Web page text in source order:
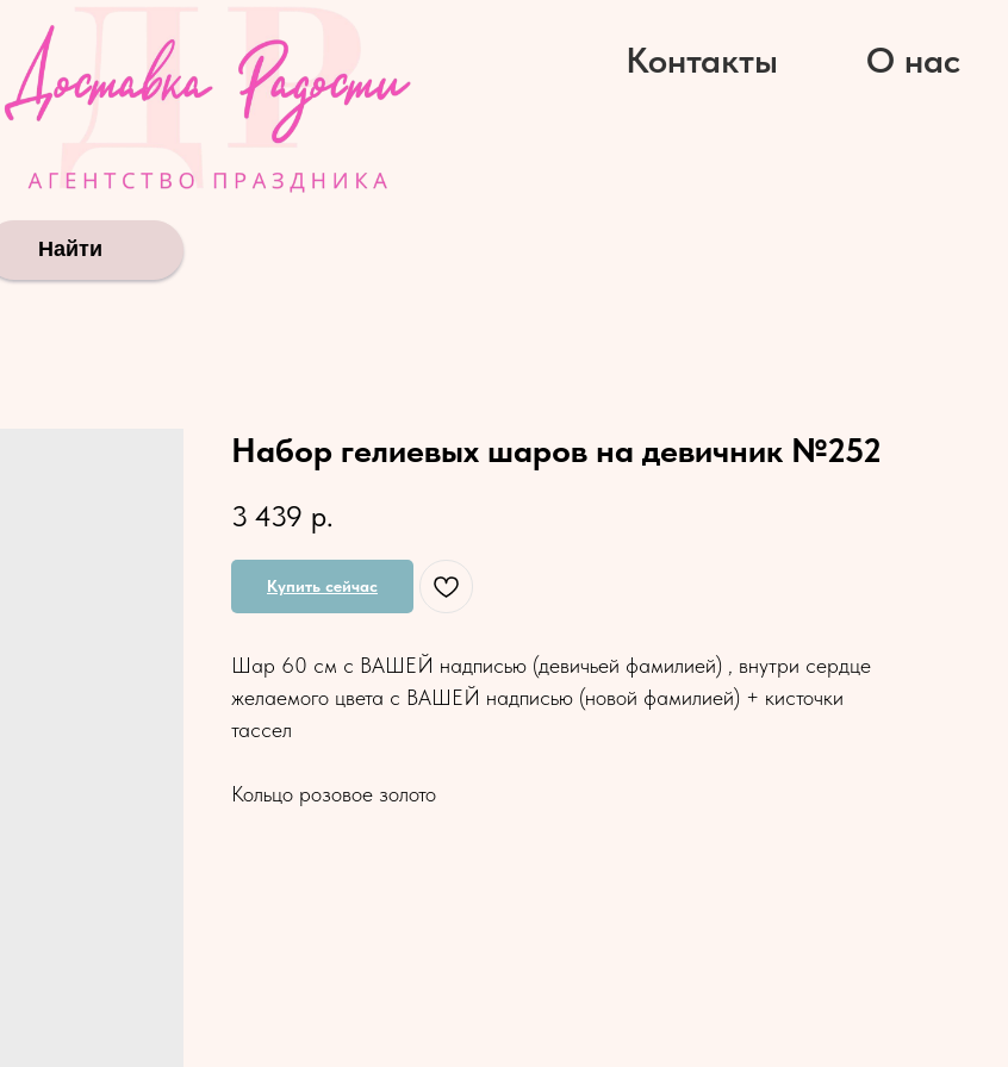
Контакты О нас
Найти
Набор гелиевых шаров на девичник №252
3 439 р.
Купить сейчас
Шар 60 см с ВАШЕЙ надписью (девичьей фамилией) , внутри сердце
желаемого цвета с ВАШЕЙ надписью (новой фамилией) + кисточки
тассел
Кольцо розовое золото